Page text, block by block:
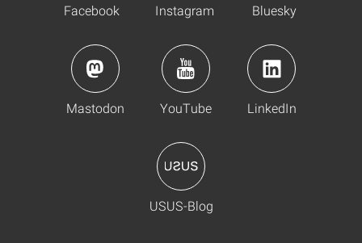
Facebook Instagram Bluesky
Mastodon YouTube LinkedIn
USUS-Blog